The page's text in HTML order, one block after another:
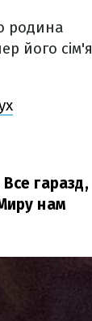
родина
його сім'я
гаразд,
нам